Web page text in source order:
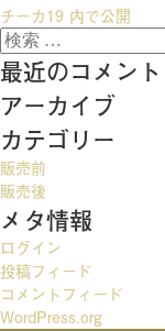
投
稿
ナ
ビ
ゲ
ー
シ
ョ
ン
チーカ19 内で公開
検
索:
最近のコメント
アーカイブ
カテゴリー
販売前
販売後
メタ情報
ログイン
投稿フィード
コメントフィード
WordPress.org